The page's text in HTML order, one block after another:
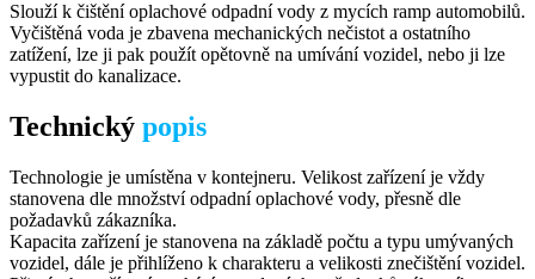
Slouží k čištění oplachové odpadní vody z mycích ramp automobilů.
Vyčištěná voda je zbavena mechanických nečistot a ostatního
zatížení, lze ji pak použít opětovně na umívání vozidel, nebo ji lze
vypustit do kanalizace.
Technický popis
Technologie je umístěna v kontejneru. Velikost zařízení je vždy
stanovena dle množství odpadní oplachové vody, přesně dle
požadavků zákazníka.
Kapacita zařízení je stanovena na základě počtu a typu umývaných
vozidel, dále je přihlíženo k charakteru a velikosti znečištění vozidel.